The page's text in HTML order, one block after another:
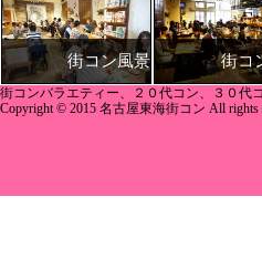
街コン風景 街コ
街コンバラエティー、２０代コン、３０代
Copyright © 2015 名古屋東海街コン All rights